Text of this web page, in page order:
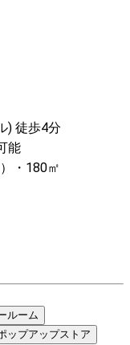
) 徒歩4分
能
・180㎡
ルーム
ップアップストア